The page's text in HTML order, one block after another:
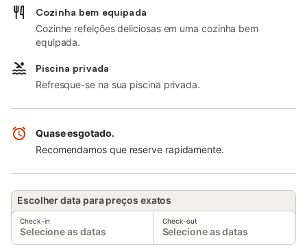
Cozinha bem equipada
Cozinhe refeições deliciosas em uma cozinha bem
equipada.
Piscina privada
Refresque-se na sua piscina privada.
Quase esgotado.
Recomendamos que reserve rapidamente.
Escolher data para preços exatos
Check-in
Selecione as datas
Check-out
Selecione as datas